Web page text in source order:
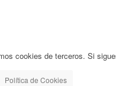
cookies de terceros. Si
Política de Cookies